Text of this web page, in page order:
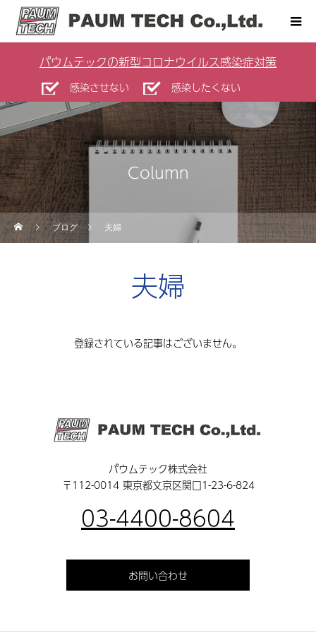
パウムテックの新型コロナウイルス感染症対策
感染させない 感染したくない
Column
ブログ 夫婦
夫婦
登録されている記事はございません。
パウムテック株式会社
〒112-0014 東京都文京区関口1-23-6-824
03-4400-8604
お問い合わせ